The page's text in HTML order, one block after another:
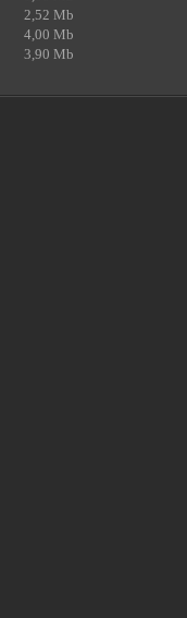
2,52 Mb
4,00 Mb
3,90 Mb